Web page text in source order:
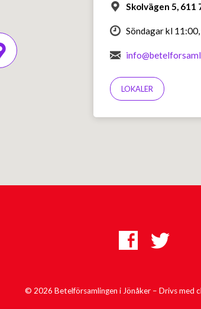
Skolvägen 5, 611
Söndagar kl
LOKALER
© 2026 Betelförsamlingen i Jönåker – Drivs med